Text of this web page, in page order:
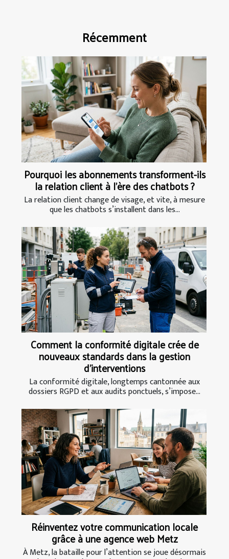
Récemment
Pourquoi les abonnements transforment-ils
la relation client à l’ère des chatbots ?
La relation client change de visage, et vite, à mesure
que les chatbots s’installent dans les...
Comment la conformité digitale crée de
nouveaux standards dans la gestion
d’interventions
La conformité digitale, longtemps cantonnée aux
dossiers RGPD et aux audits ponctuels, s’impose...
Réinventez votre communication locale
grâce à une agence web Metz
À Metz, la bataille pour l’attention se joue désormais